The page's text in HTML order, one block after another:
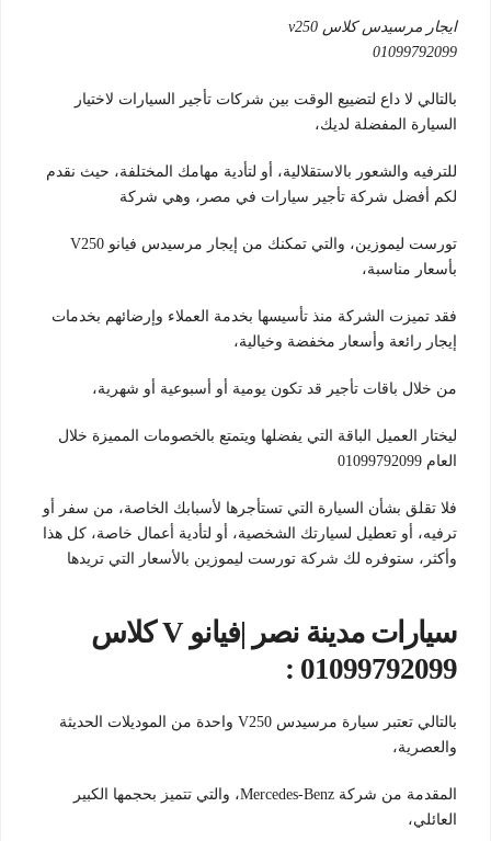
ايجار مرسيدس كلاس v250
01099792099
بالتالي لا داع لتضييع الوقت بين شركات تأجير السيارات لاختيار
السيارة المفضلة لديك،
للترفيه والشعور بالاستقلالية، أو لتأدية مهامك المختلفة، حيث نقدم
لكم أفضل شركة تأجير سيارات في مصر، وهي شركة
تورست ليموزين، والتي تمكنك من إيجار مرسيدس فيانو V250
بأسعار مناسبة،
فقد تميزت الشركة منذ تأسيسها بخدمة العملاء وإرضائهم بخدمات
إيجار رائعة وأسعار مخفضة وخيالية،
من خلال باقات تأجير قد تكون يومية أو أسبوعية أو شهرية،
ليختار العميل الباقة التي يفضلها ويتمتع بالخصومات المميزة خلال
العام 01099792099
فلا تقلق بشأن السيارة التي تستأجرها لأسبابك الخاصة، من سفر أو
ترفيه، أو تعطيل لسيارتك الشخصية، أو لتأدية أعمال خاصة، كل هذا
وأكثر، ستوفره لك شركة تورست ليموزين بالأسعار التي تريدها
سيارات مدينة نصر |فيانو V كلاس
01099792099 :
بالتالي تعتبر سيارة مرسيدس V250 واحدة من الموديلات الحديثة
والعصرية،
المقدمة من شركة Mercedes-Benz، والتي تتميز بحجمها الكبير
العائلي،